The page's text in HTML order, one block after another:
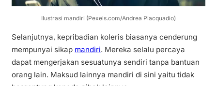
Ilustrasi mandiri (Pexels.com/Andrea Piacquadio)
Selanjutnya, kepribadian koleris biasanya cenderung
mempunyai sikap mandiri. Mereka selalu percaya
dapat mengerjakan sesuatunya sendiri tanpa bantuan
orang lain. Maksud lainnya mandiri di sini yaitu tidak